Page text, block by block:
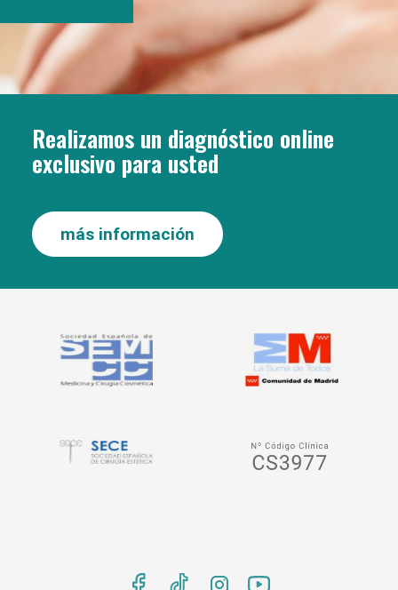
Realizamos un diagnóstico online
exclusivo para usted
más información